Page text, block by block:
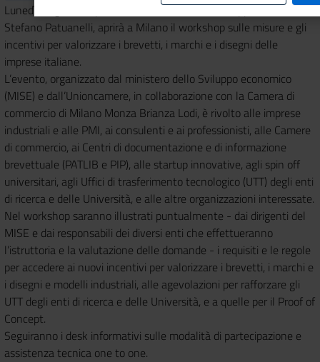
Lunedì 13 gennaio prossimo il Ministro dello Sviluppo economico,
Stefano Patuanelli, aprirà a Milano il workshop sulle misure e gli
incentivi per valorizzare i brevetti, i marchi e i disegni delle
imprese italiane.
L’evento, organizzato dal ministero dello Sviluppo economico
(MISE) e dall’Unioncamere, in collaborazione con la Camera di
commercio di Milano Monza Brianza Lodi, è rivolto alle imprese
industriali e alle PMI, ai consulenti e ai professionisti, alle Camere
di commercio, ai Centri di documentazione e di informazione
brevettuale (PATLIB e PIP), alle startup innovative, agli spin off
universitari, agli Uffici di trasferimento tecnologico (UTT) degli enti
di ricerca e delle Università, e alle altre organizzazioni interessate.
Nel workshop saranno illustrati puntualmente - dai dirigenti del
MISE e dai responsabili dei diversi enti che effettueranno
l’istruttoria e la valutazione delle domande - i requisiti e le regole
per accedere ai nuovi incentivi per valorizzare i brevetti, i marchi e
i disegni e modelli industriali, alle agevolazioni per rafforzare gli
UTT degli enti di ricerca e delle Università, e a quelle per il Proof of
Concept.
Seguiranno i desk informativi sulle modalità di partecipazione e
assistenza tecnica one to one.